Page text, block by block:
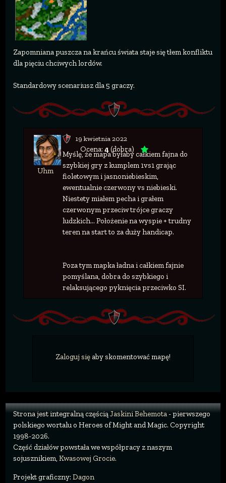
Zapomniana puszcza na krańcu świata staje się tłem konfliktu
dla pięciu chciwych lordów.
Standardowy scenariusz dla 5 graczy.
Uhm
19 kwietnia 2022
Ocena: 4(dobra)
Myślę, że mapa byłaby całkiem fajna do
szybkiej gry z kumplem 1vs1 grając
fioletowym i jasnoniebieskim,
ewentualnie czerwony vs niebieski.
Niestety miałem pecha i grałem
czerwonym przeciw trójce graczy
ludzkich... Położenie na wyspie + trudny
teren na start to za duży handicap.
Poza tym mapka ładna i całkiem fajnie
pomyślana, dobra do szybkiego i
relaksującego pyknięcia przeciwko SI.
Zaloguj sięaby skomentować mapę!
Strona jest integralną częściąJaskini Behemota- pierwszego
polskiego wortalu o Heroes of Might and Magic. Copyright
1998-2026.
Część działów powstała we współpracy z naszym
sojusznikiem, Kwasowej Grocie.
Projekt graficzny: Dagon